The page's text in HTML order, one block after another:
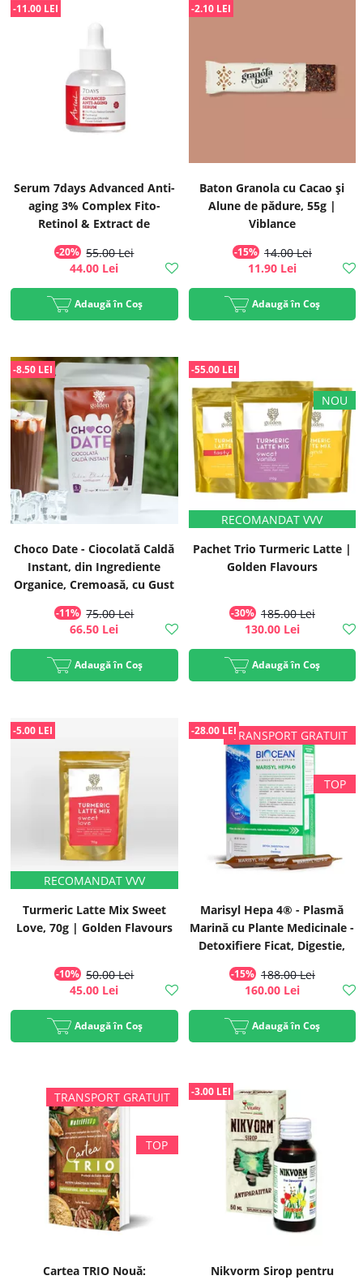
Serum 7days Advanced Anti-
aging 3% Complex Fito-
Retinol & Extract de
-20% 55.00 Lei
-11.00 LEI
44.00 Lei
Adaugă în Coș
Baton Granola cu Cacao și
Alune de pădure, 55g |
Viblance
-15% 14.00 Lei
-2.10 LEI
11.90 Lei
Adaugă în Coș
Choco Date - Ciocolată Caldă
Instant, din Ingrediente
Organice, Cremoasă, cu Gust
Intens de Curmale, ECO, 375g
| Golden Flavours
-11% 75.00 Lei
-8.50 LEI
66.50 Lei
Adaugă în Coș
Pachet Trio Turmeric Latte |
Golden Flavours
-30% 185.00 Lei
-55.00 LEI
130.00 Lei
Adaugă în Coș
Turmeric Latte Mix Sweet
Love, 70g | Golden Flavours
-10% 50.00 Lei
-5.00 LEI
45.00 Lei
Adaugă în Coș
Marisyl Hepa 4® - Plasmă
Marină cu Plante Medicinale -
Detoxifiere Ficat, Digestie,
Plus de Energie, 30x10ml |
Biocean
-15% 188.00 Lei
-28.00 LEI
160.00 Lei
Adaugă în Coș
Cartea TRIO Nouă:
Nikvorm Sirop pentru
-3.00 LEI